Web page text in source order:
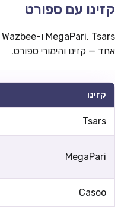
קזינו עם ספורט
אחד — קזינו והימורי ספורט.
קזינו
Tsars
MegaPari
Casoo